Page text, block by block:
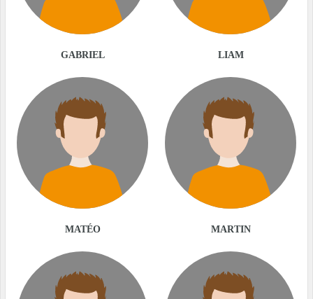
GABRIEL LIAM
MATÉO MARTIN